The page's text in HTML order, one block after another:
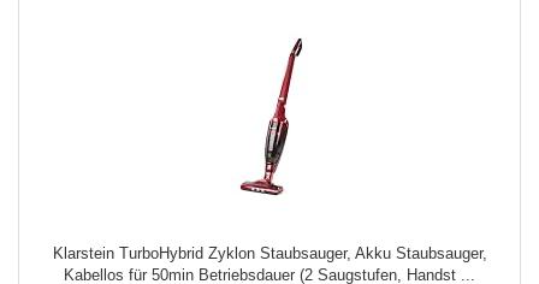
Klarstein TurboHybrid Zyklon Staubsauger, Akku Staubsauger,
Kabellos für 50min Betriebsdauer (2 Saugstufen, Handst ...